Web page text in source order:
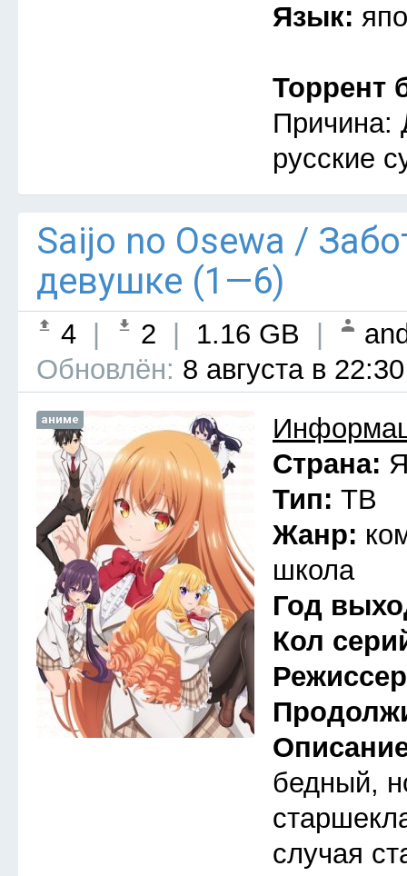
Язык:
Торрент
Причина:
русские
Saijo no Osewa /
девушке (1—6)
4 2 1.16 GB
Обновлён: 8 августа в 22:30
аниме
Страна:
Тип: ТВ
Жанр:
школа
Год
Кол
бедный,
случая